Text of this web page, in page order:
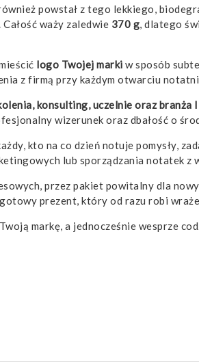
powstał z tego lekkiego,
waży zaledwie 370 g, dlatego
logo Twojej marki w sposób
z firmą przy każdym otwarciu
konsulting, uczelnie oraz branża
wizerunek oraz dbałość o
kto na co dzień notuje pomysły,
lub sporządzania notatek z
przez pakiet powitalny dla
prezent, który od razu robi
markę, a jednocześnie wesprze